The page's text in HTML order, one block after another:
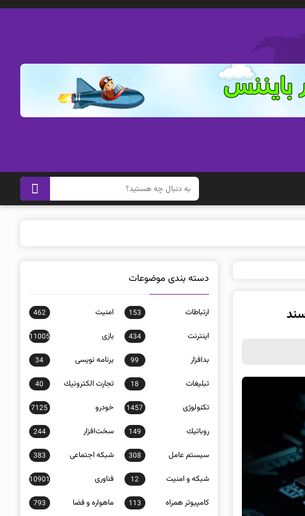
دسته بندی موضوعات
ارتباطات 153 امنيت 462
اينترنت 434 بازی 11005
بدافزار 99 برنامه نويسی 34
تبلیغات 18 تجارت الكترونيك 40
تکنولوژی 1457 خودرو 7125
روباتيك 149 سخت‌افزار 244
سيستم عامل 308 شبكه اجتماعی 383
شبكه و امنيت 12 فناوری 10901
كامپيوتر همراه 113 ماهواره و فضا 793